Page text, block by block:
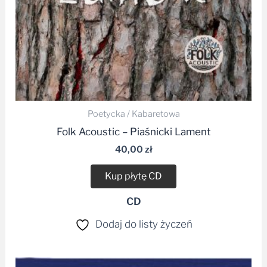
Poetycka / Kabaretowa
Folk Acoustic – Piaśnicki Lament
40,00zł
Kup płytę CD
CD
Dodaj do listy życzeń